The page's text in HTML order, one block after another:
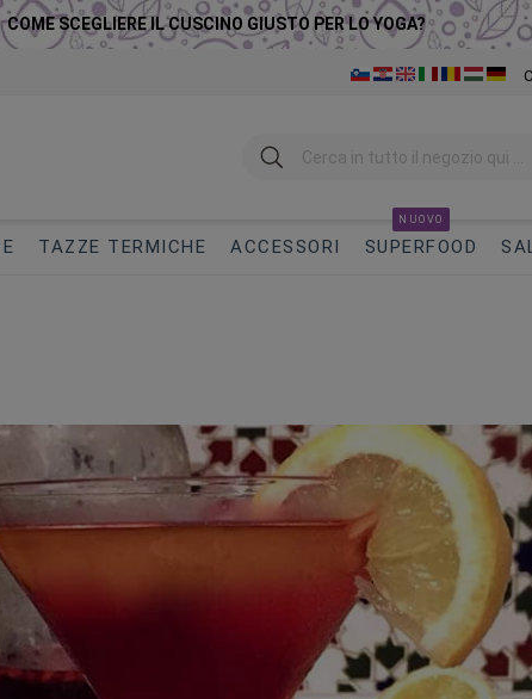
COME SCEGLIERE IL CUSCINO GIUSTO PER LO YOGA?
Ricerca
TAZZE TERMICHE ACCESSORI SUPERFOOD
NUOVO